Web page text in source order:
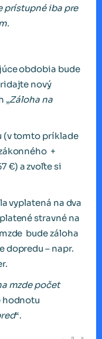
prístupné iba pre
obdobia bude
nový
„Záloha na
(v tomto príklade
+
€) a zvoľte si
vyplatená na dva
stravné na
bude záloha
dopredu – napr.
mzde počet
hodnotu
“.